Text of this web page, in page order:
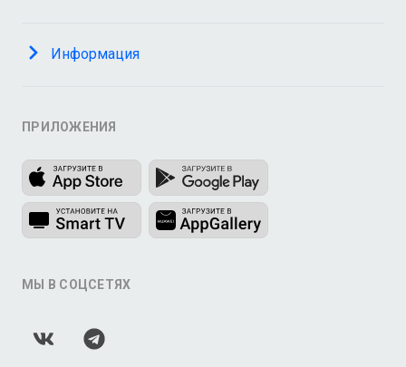
Информация
ПРИЛОЖЕНИЯ
МЫ В СОЦСЕТЯХ